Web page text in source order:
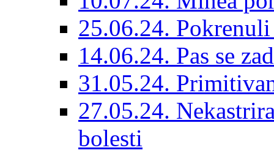
25.06.24.
14.06.24. Pas se
31.05.24.
27.05.24.
bolesti